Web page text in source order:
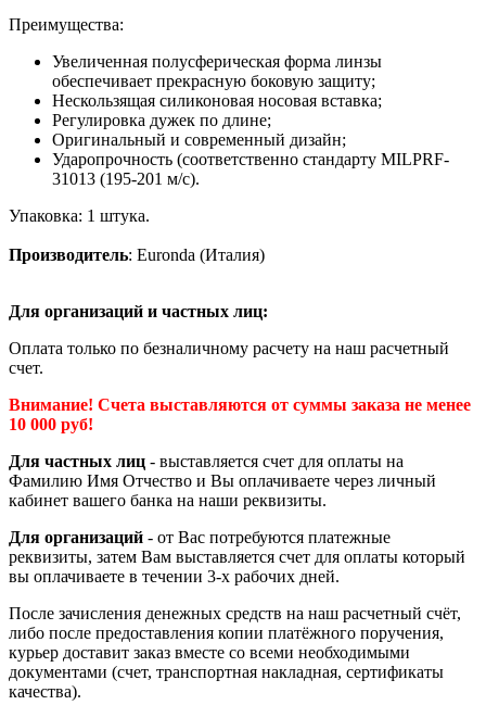
Преимущества:
Увеличенная полусферическая форма линзы
обеспечивает прекрасную боковую защиту;
Нескользящая силиконовая носовая вставка;
Регулировка дужек по длине;
Оригинальный и современный дизайн;
Ударопрочность (соответственно стандарту MILPRF-
31013 (195-201 м/с).
Упаковка: 1 штука.
Производитель: Euronda (Италия)
Для организаций и частных лиц:
Оплата только по безналичному расчету на наш расчетный
счет.
Внимание! Счета выставляются от суммы заказа не менее
10 000 руб!
Для частных лиц - выставляется счет для оплаты на
Фамилию Имя Отчество и Вы оплачиваете через личный
кабинет вашего банка на наши реквизиты.
Для организаций - от Вас потребуются платежные
реквизиты, затем Вам выставляется счет для оплаты который
вы оплачиваете в течении 3-х рабочих дней.
После зачисления денежных средств на наш расчетный счёт,
либо после предоставления копии платёжного поручения,
курьер доставит заказ вместе со всеми необходимыми
документами (счет, транспортная накладная, сертификаты
качества).